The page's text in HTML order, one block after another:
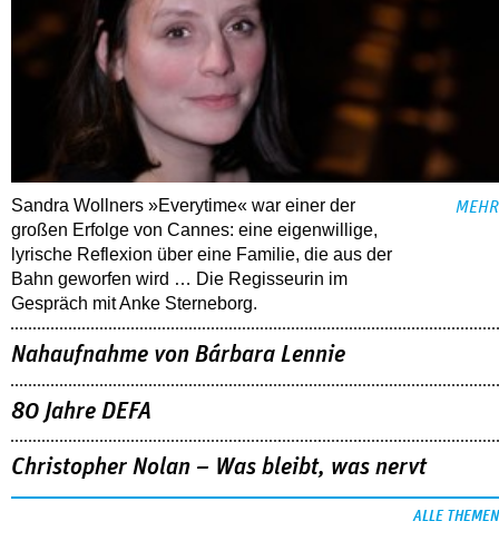
Sandra Wollners »Everytime« war einer der
großen Erfolge von Cannes: eine eigenwillige,
lyrische Reflexion über eine ­Familie, die aus der
Bahn geworfen wird … Die Regisseurin im
Gespräch mit Anke Sterneborg.
MEHR
Nahaufnahme von Bárbara Lennie
80 Jahre DEFA
Christopher Nolan – Was bleibt, was nervt
ALLE THEMEN